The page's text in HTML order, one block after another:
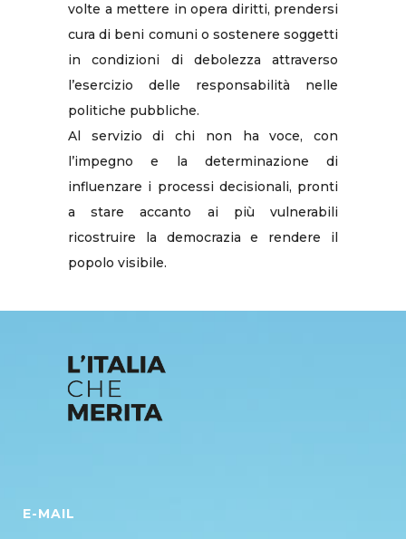
volte a mettere in opera diritti, prendersi
cura di beni comuni o sostenere soggetti
in condizioni di debolezza attraverso
l’esercizio delle responsabilità nelle
politiche pubbliche.
Al servizio di chi non ha voce, con
l’impegno e la determinazione di
influenzare i processi decisionali, pronti
a stare accanto ai più vulnerabili
ricostruire la democrazia e rendere il
popolo visibile.
E-MAIL